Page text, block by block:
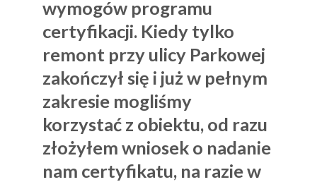
wymogów programu
certyfikacji. Kiedy tylko
remont przy ulicy Parkowej
zakończył się i już w pełnym
zakresie mogliśmy
korzystać z obiektu, od razu
złożyłem wniosek o nadanie
nam certyfikatu, na razie w